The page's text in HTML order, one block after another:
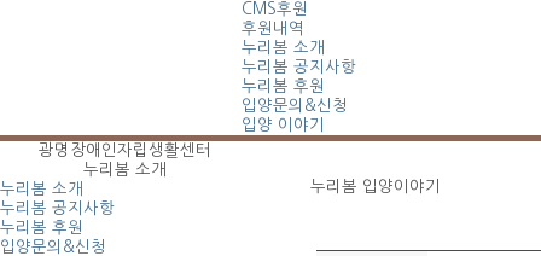
CMS후원
후원내역
누리봄 소개
누리봄 공지사항
누리봄 후원
입양문의&신청
입양 이야기
광명장애인자립생활센터
누리봄 소개
누리봄 소개
누리봄 공지사항
누리봄 후원
입양문의&신청
누리봄 입양이야기